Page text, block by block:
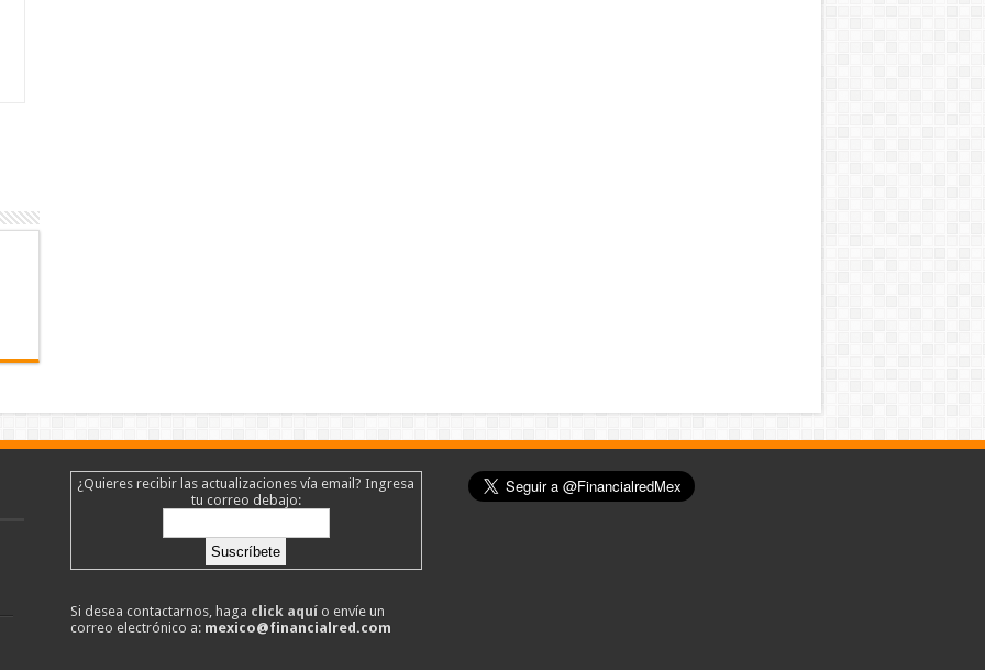
¿Quieres recibir las actualizaciones vía email? Ingresa
tu correo debajo:
Si desea contactarnos, haga click aquío envíe un
correo electrónico a: mexico@financialred.com